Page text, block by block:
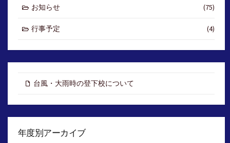
お知らせ (75)
行事予定 (4)
台風・大雨時の登下校について
年度別アーカイブ